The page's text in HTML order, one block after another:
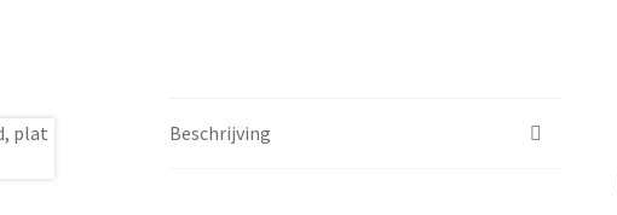
Beschrijving